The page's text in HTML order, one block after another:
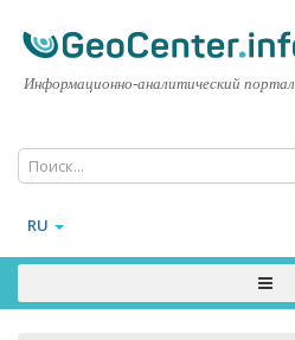
Информационно-аналитический портал
RU